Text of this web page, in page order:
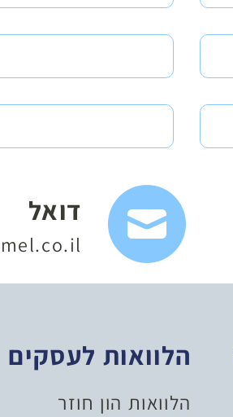
דואל
הלוואות לעסקים
הלוואות הון חוזר